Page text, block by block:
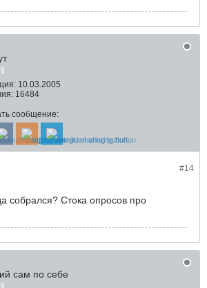
10.03.2005
16484
сообщение:
#14
собрался? Стока опросов про
сам по себе